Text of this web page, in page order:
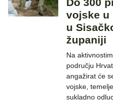
Do 300
vojske u
u
županiji
Na
području
angažirat će
vojske,
sukladno